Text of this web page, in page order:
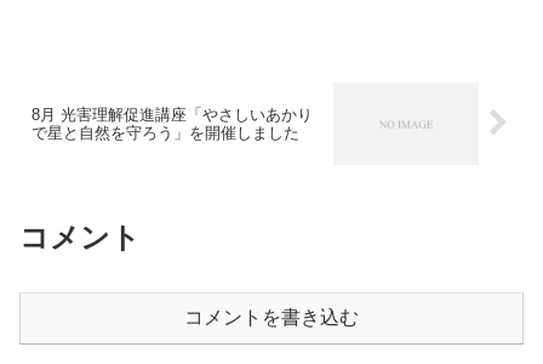
8月 光害理解促進講座「やさしいあかり
で星と自然を守ろう」を開催しました
コメント
コメントを書き込む